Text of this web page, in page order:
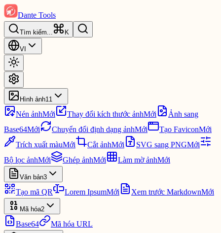
Dante Tools
Tìm kiếm... K
VI
Hình ảnh11
Nén ảnhMới Thay đổi kích thước ảnhMới
Ảnh sang
Base64Mới Chuyển đổi định dạng ảnhMới Tạo FaviconMới
Trích xuất màuMới Cắt ảnhMới SVG sang PNGMới
Bộ lọc ảnhMới Ghép ảnhMới Làm mờ ảnhMới
Văn bản3
Tạo mã QR Lorem IpsumMới Xem trước MarkdownMới
Mã hóa2
Base64 Mã hóa URL